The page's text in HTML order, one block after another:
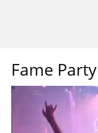
Fame